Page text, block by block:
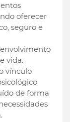
oferecer
seguro e
vida.
vínculo
de forma